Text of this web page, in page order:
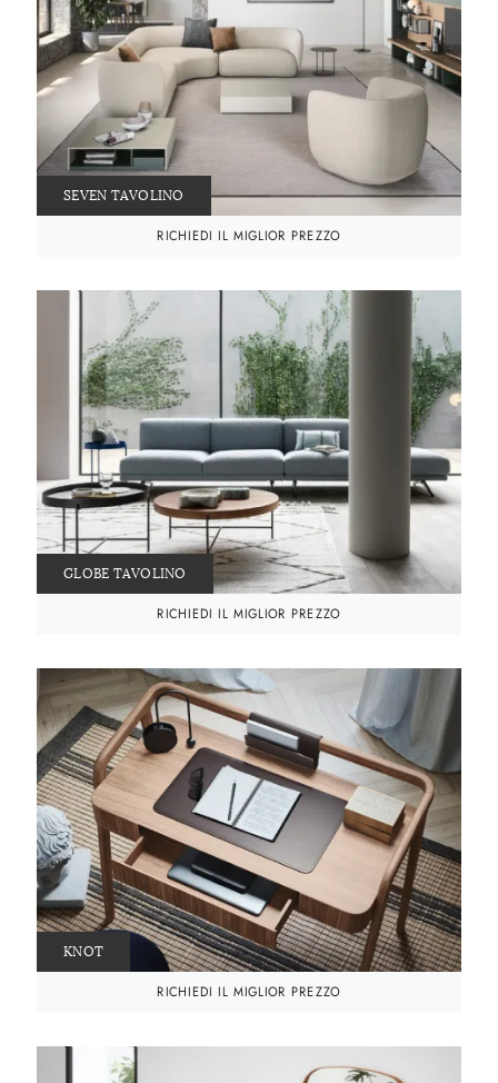
SEVEN TAVOLINO
RICHIEDI IL MIGLIOR PREZZO
GLOBE TAVOLINO
RICHIEDI IL MIGLIOR PREZZO
KNOT
RICHIEDI IL MIGLIOR PREZZO